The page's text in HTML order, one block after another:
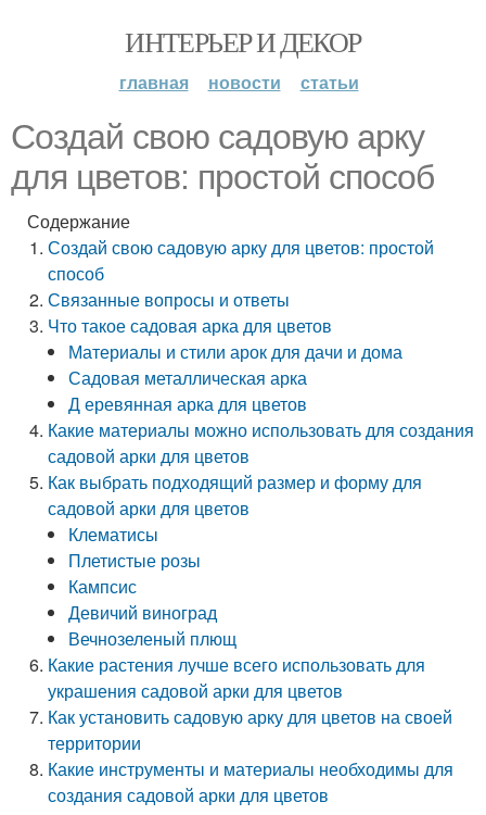
ИНТЕРЬЕР И ДЕКОР
главная новости статьи
Создай свою садовую арку
для цветов: простой способ
Содержание
Создай свою садовую арку для цветов: простой
способ
Связанные вопросы и ответы
Что такое садовая арка для цветов
Материалы и стили арок для дачи и дома
Садовая металлическая арка
Д еревянная арка для цветов
Какие материалы можно использовать для создания
садовой арки для цветов
Как выбрать подходящий размер и форму для
садовой арки для цветов
Клематисы
Плетистые розы
Кампсис
Девичий виноград
Вечнозеленый плющ
Какие растения лучше всего использовать для
украшения садовой арки для цветов
Как установить садовую арку для цветов на своей
территории
Какие инструменты и материалы необходимы для
создания садовой арки для цветов